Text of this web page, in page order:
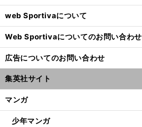
web Sportivaについて
Web Sportivaについてのお問い合わせ
広告についてのお問い合わせ
集英社サイト
マンガ
少年マンガ